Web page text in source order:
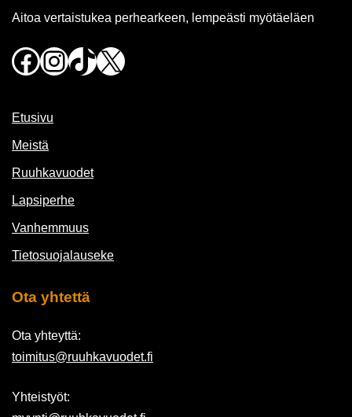
Aitoa vertaistukea perhearkeen, lempeästi myötäeläen
Facebook
Instagram
TikTok
X
Etusivu
Meistä
Ruuhkavuodet
Lapsiperhe
Vanhemmuus
Tietosuojalauseke
Ota yhtettä
Ota yhteyttä:
toimitus@ruuhkavuodet.fi
Yhteistyöt: